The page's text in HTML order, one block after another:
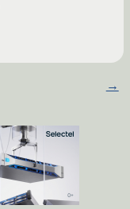
→